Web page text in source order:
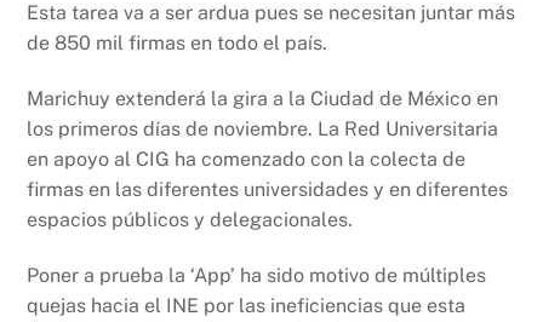
Esta tarea va a ser ardua pues se necesitan juntar más
de 850 mil firmas en todo el país.
Marichuy extenderá la gira a la Ciudad de México en
los primeros días de noviembre. La Red Universitaria
en apoyo al CIG ha comenzado con la colecta de
firmas en las diferentes universidades y en diferentes
espacios públicos y delegacionales.
Poner a prueba la ‘App’ ha sido motivo de múltiples
quejas hacia el INE por las ineficiencias que esta